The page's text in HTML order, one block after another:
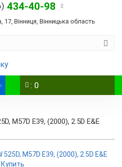
434-40-98
Вінниця, Вінницька область
: 0
M57D E39, (2000), 2.5D E&E